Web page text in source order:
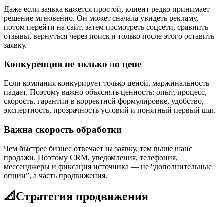
Даже если заявка кажется простой, клиент редко принимает
решение мгновенно. Он может сначала увидеть рекламу,
потом перейти на сайт, затем посмотреть соцсети, сравнить
отзывы, вернуться через поиск и только после этого оставить
заявку.
Конкуренция не только по цене
Если компания конкурирует только ценой, маржинальность
падает. Поэтому важно объяснять ценность: опыт, процесс,
скорость, гарантии в корректной формулировке, удобство,
экспертность, прозрачность условий и понятный первый шаг.
Важна скорость обработки
Чем быстрее бизнес отвечает на заявку, тем выше шанс
продажи. Поэтому CRM, уведомления, телефония,
мессенджеры и фиксация источника — не “дополнительные
опции”, а часть продвижения.
📐Стратегия продвижения